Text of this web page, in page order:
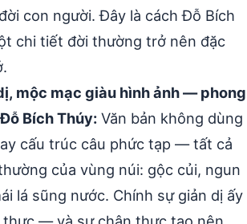
con người. Đây là cách Đỗ Bích
chi tiết đời thường trở nên đặc
mộc mạc giàu hình ảnh — phong
Bích Thúy: Văn bản không dùng
cấu trúc câu phức tạp — tất cả
của vùng núi: gộc củi, ngun
lá sũng nước. Chính sự giản dị ấy